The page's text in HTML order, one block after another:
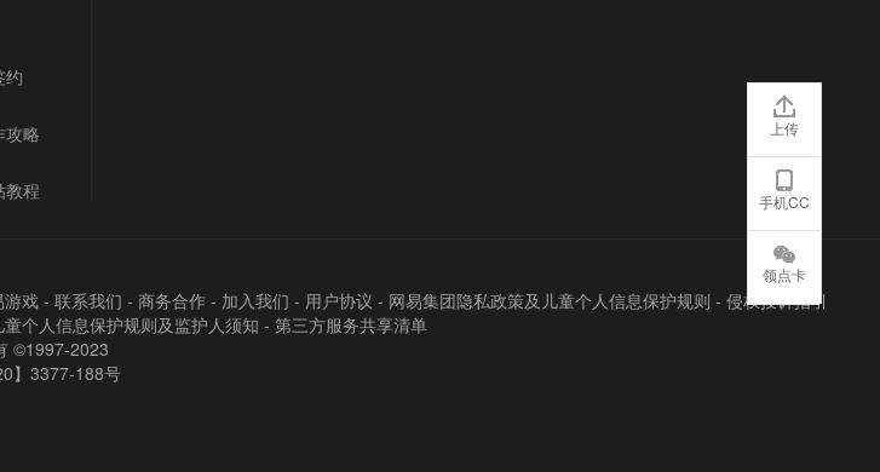
约
攻略
教程
游戏 - 联系我们 - 商务合作 - 加入我们 - 用户协议 - 网易集团隐私政策及儿童个人信息保护规则 - 侵权投诉指引
个人信息保护规则及监护人须知 - 第三方服务共享清单
©1997-2023
】3377-188号
上传
手机CC
领点卡